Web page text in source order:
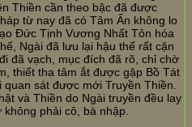
Thiền cần theo bậc đã được
từ nay đã có Tâm Ấn không lo
Đức Tịnh Vương Nhất Tôn hóa
Ngài đã lưu lại hậu thế rất cặn
đã vạch, mục đích đã rõ, chỉ chờ
thiết tha tâm ắt được gặp Bồ Tát
sát được mới Truyền Thiền.
và Thiền do Ngài truyền đều lay
phải cô, bà nhập.